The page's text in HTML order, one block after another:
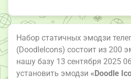
Набор статичных эмодзи
(DoodleIcons) состоит из 200
нашу базу 13 сентября 2025
установить эмодзи «Doodle